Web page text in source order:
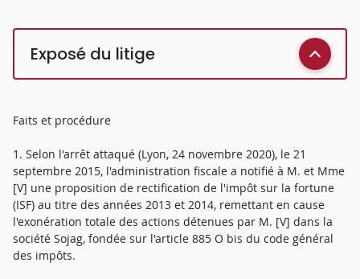
Exposé du litige
Faits et procédure
1. Selon l'arrêt attaqué (Lyon, 24 novembre 2020), le 21
septembre 2015, l'administration fiscale a notifié à M. et Mme
[V] une proposition de rectification de l'impôt sur la fortune
(ISF) au titre des années 2013 et 2014, remettant en cause
l'exonération totale des actions détenues par M. [V] dans la
société Sojag, fondée sur l'article 885 O bis du code général
des impôts.